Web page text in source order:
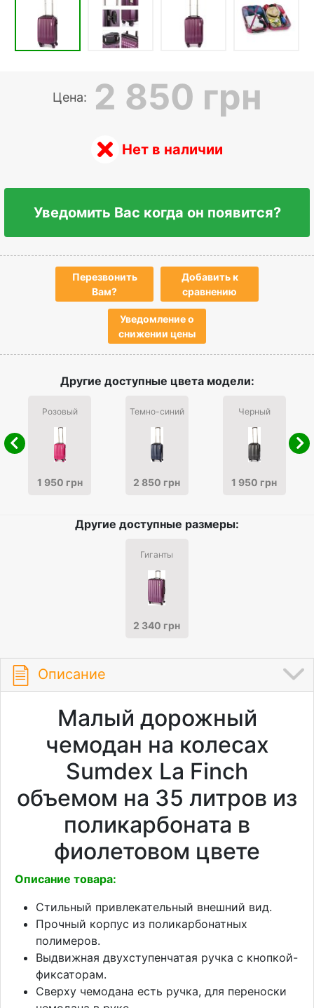
Цена: 2 850 грн
Нет в наличии
Уведомить Вас когда он появится?
Перезвонить
Вам?
Добавить к
сравнению
Уведомление о
снижении цены
Другие доступные цвета модели:
Розовый
1 950 грн
Темно-синий
2 850 грн
Черный
1 950 грн
Другие доступные размеры:
Гиганты
2 340 грн
Описание
Малый дорожный
чемодан на колесах
Sumdex La Finch
объемом на 35 литров из
поликарбоната в
фиолетовом цвете
Описание товара:
Стильный привлекательный внешний вид.
Прочный корпус из поликарбонатных
полимеров.
Выдвижная двухступенчатая ручка с кнопкой-
фиксаторам.
Сверху чемодана есть ручка, для переноски